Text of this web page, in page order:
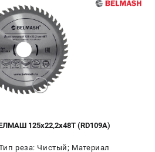
125х22,2х48Т (RD109A)
реза: Чистый; Материал